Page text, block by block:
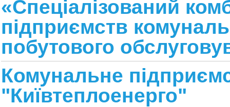
«Спеціалізований
підприємств
побутового
Комунальне
"Київтеплоенерго"